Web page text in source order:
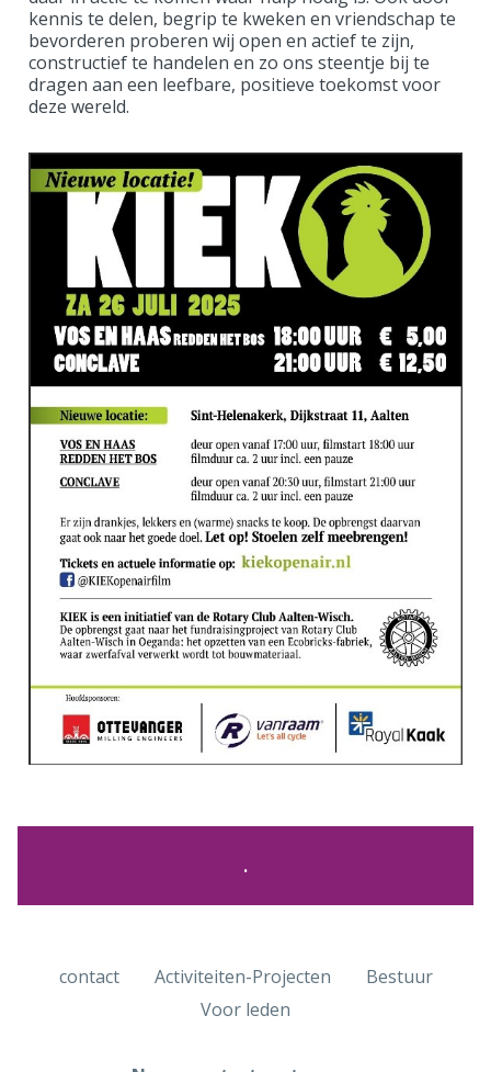
kennis te delen, begrip te kweken en vriendschap te
bevorderen proberen wij open en actief te zijn,
constructief te handelen en zo ons steentje bij te
dragen aan een leefbare, positieve toekomst voor
deze wereld.
.
contact Activiteiten-Projecten
Bestuur
Voor leden